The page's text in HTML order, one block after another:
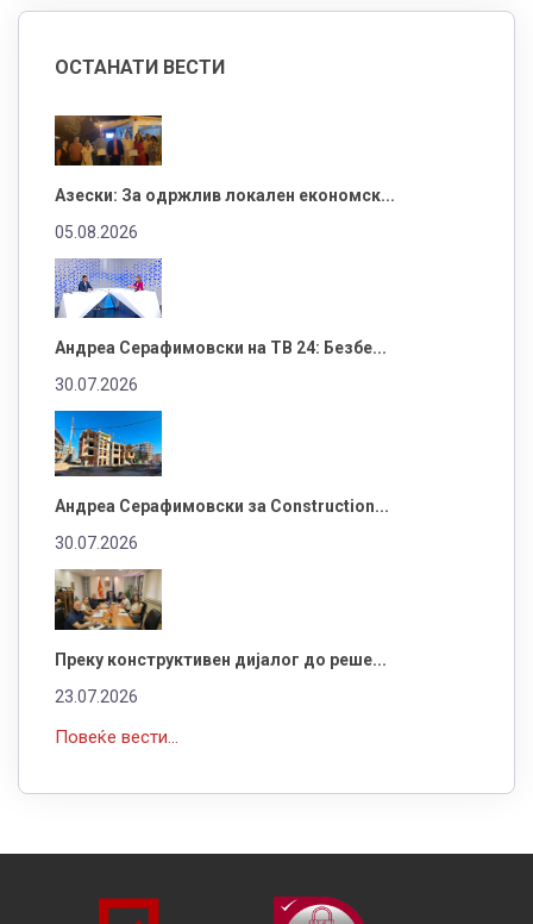
ОСТАНАТИ ВЕСТИ
Азески: За одржлив локален економск...
05.08.2026
Андреа Серафимовски на ТВ 24: Безбе...
30.07.2026
Андреа Серафимовски за Construction...
30.07.2026
Преку конструктивен дијалог до реше...
23.07.2026
Повеќе вести...